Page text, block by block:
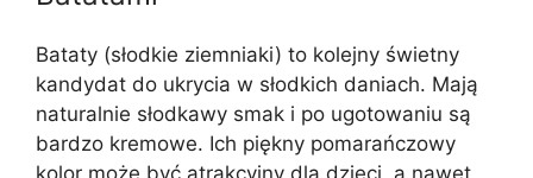
Bataty (słodkie ziemniaki) to kolejny świetny
kandydat do ukrycia w słodkich daniach. Mają
naturalnie słodkawy smak i po ugotowaniu są
bardzo kremowe. Ich piękny pomarańczowy
kolor może być atrakcyjny dla dzieci, a nawet